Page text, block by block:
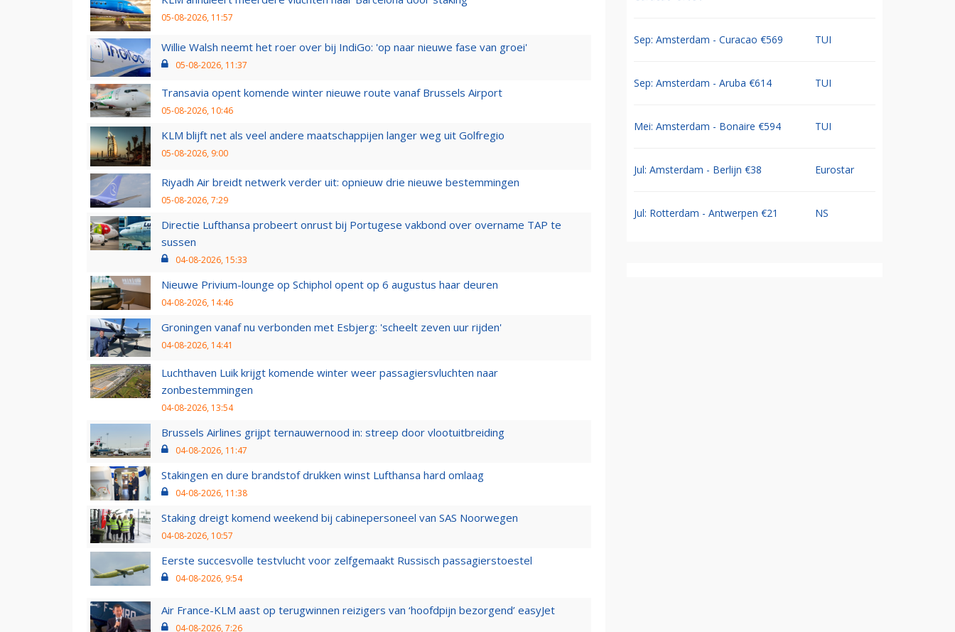
05-08-2026, 11:57
Willie Walsh neemt het roer over bij IndiGo: 'op naar nieuwe fase van groei'
05-08-2026, 11:37
Transavia opent komende winter nieuwe route vanaf Brussels Airport
05-08-2026, 10:46
KLM blijft net als veel andere maatschappijen langer weg uit Golfregio
05-08-2026, 9:00
Riyadh Air breidt netwerk verder uit: opnieuw drie nieuwe bestemmingen
05-08-2026, 7:29
Directie Lufthansa probeert onrust bij Portugese vakbond over overname TAP te
sussen
04-08-2026, 15:33
Nieuwe Privium-lounge op Schiphol opent op 6 augustus haar deuren
04-08-2026, 14:46
Groningen vanaf nu verbonden met Esbjerg: 'scheelt zeven uur rijden'
04-08-2026, 14:41
Luchthaven Luik krijgt komende winter weer passagiersvluchten naar
zonbestemmingen
04-08-2026, 13:54
Brussels Airlines grijpt ternauwernood in: streep door vlootuitbreiding
04-08-2026, 11:47
Stakingen en dure brandstof drukken winst Lufthansa hard omlaag
04-08-2026, 11:38
Staking dreigt komend weekend bij cabinepersoneel van SAS Noorwegen
04-08-2026, 10:57
Eerste succesvolle testvlucht voor zelfgemaakt Russisch passagierstoestel
04-08-2026, 9:54
Air France-KLM aast op terugwinnen reizigers van ‘hoofdpijn bezorgend’ easyJet
04-08-2026, 7:26
Sep: Amsterdam - Curacao €569 TUI
Sep: Amsterdam - Aruba €614 TUI
Mei: Amsterdam - Bonaire €594 TUI
Jul: Amsterdam - Berlijn €38 Eurostar
Jul: Rotterdam - Antwerpen €21 NS